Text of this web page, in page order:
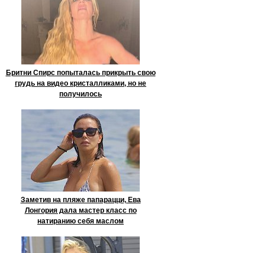
Бритни Спирс попыталась прикрыть свою
грудь на видео кристалликами, но не
получилось
Заметив на пляже папарацци, Ева
Лонгория дала мастер класс по
натиранию себя маслом